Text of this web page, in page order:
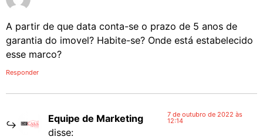
A partir de que data conta-se o prazo de 5 anos de
garantia do imovel? Habite-se? Onde está estabelecido
esse marco?
Responder
Equipe de Marketing
disse:
7 de outubro de 2022 às
12:14